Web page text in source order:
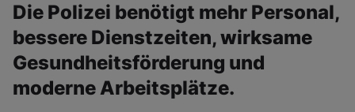
Die Polizei benötigt mehr Personal,
bessere Dienstzeiten, wirksame
Gesundheitsförderung und
moderne Arbeitsplätze.